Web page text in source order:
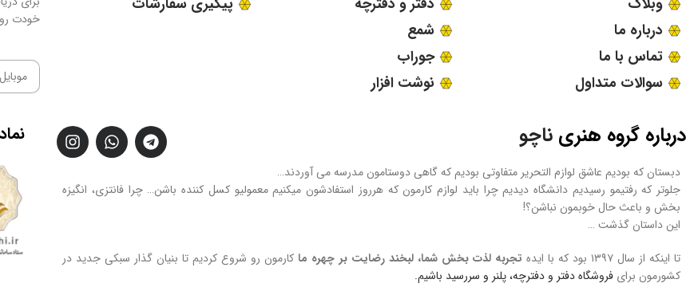
درباره ما
تماس با ما
سوالات متداول
شمع
جوراب
نوشت افزار
خودت
درباره گروه هنری ناچو
دبستان که بودیم عاشق لوازم التحریر متفاوتی بودیم که گاهی دوستامون مدرسه می آوردند…
جلوتر که رفتیمو رسیدیم دانشگاه دیدیم چرا باید لوازم کارمون که هرروز استفادشون میکنیم معمولیو کسل کننده باشن… چرا فانتزی، انگیزه
بخش و باعث حال خوبمون نباشن؟!
این داستان گذشت …
تا اینکه از سال ۱۳۹۷ بود که با ایده
تجربه لذت بخش شما، لبخند رضایت بر چهره ما کارمون رو شروع کردیم تا بنیان گذار سبکی جدید در
کشورمون برای فروشگاهدفتر و دفترچه، پلنر و سررسید باشیم.